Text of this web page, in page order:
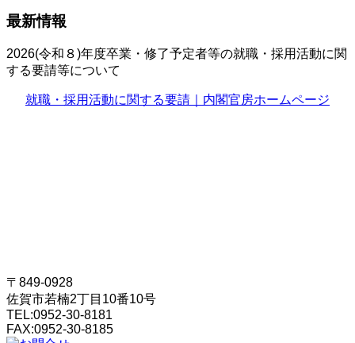
最新情報
2026(令和８)年度卒業・修了予定者等の就職・採用活動に関
する要請等について
就職・採用活動に関する要請｜内閣官房ホームページ
〒849-0928
佐賀市若楠2丁目10番10号
TEL:0952-30-8181
FAX:0952-30-8185